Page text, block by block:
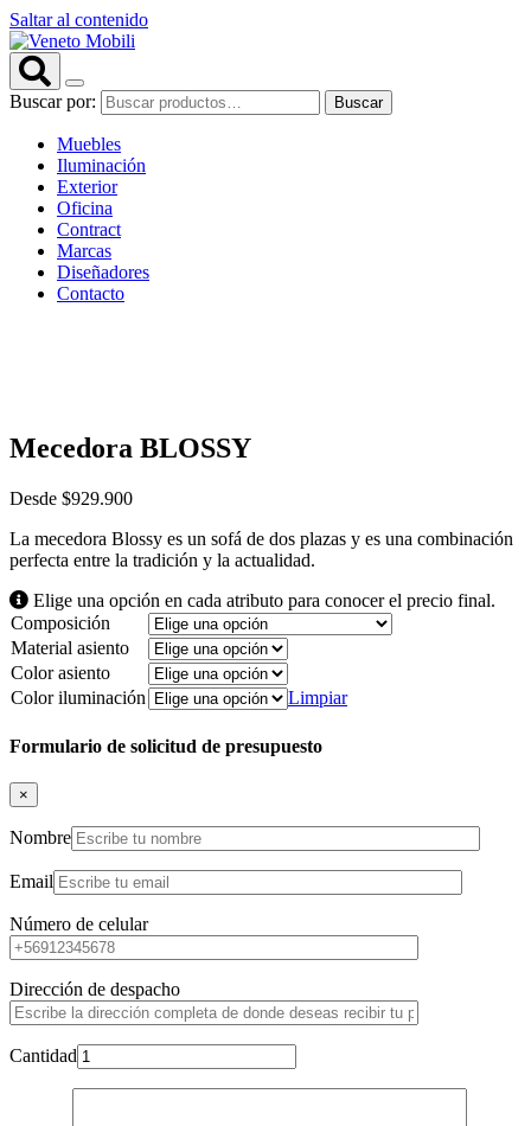
Saltar al contenido
Buscar por: Buscar
Muebles
Iluminación
Exterior
Oficina
Contract
Marcas
Diseñadores
Contacto
Mecedora BLOSSY
Desde $929.900
La mecedora Blossy es un sofá de dos plazas y es una combinación
perfecta entre la tradición y la actualidad.
Elige una opción en cada atributo para conocer el precio final.
Composición
Material asiento
Color asiento
Color iluminación
Limpiar
Formulario de solicitud de presupuesto
×
Nombre
Email
Número de celular
Dirección de despacho
Cantidad